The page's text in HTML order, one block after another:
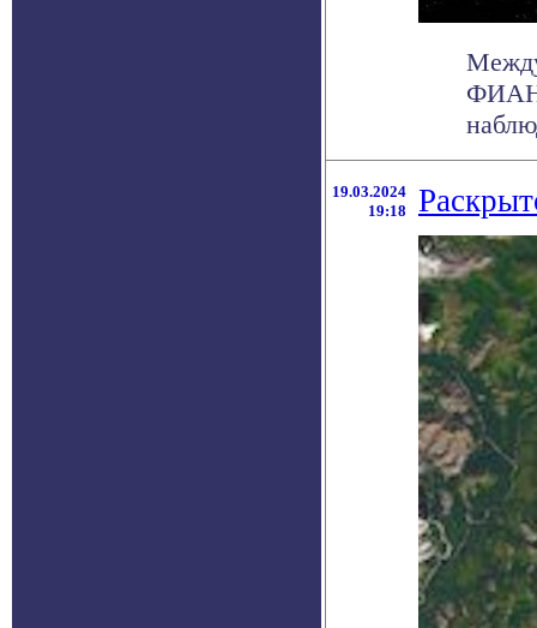
ФИАН
19.03.2024
19:18